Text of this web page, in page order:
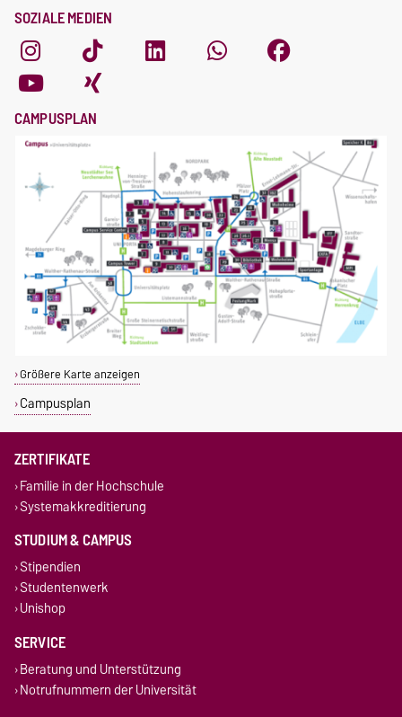
SOZIALE MEDIEN
CAMPUSPLAN
Größere Karte anzeigen
Campusplan
ZERTIFIKATE
Familie in der Hochschule
Systemakkreditierung
STUDIUM & CAMPUS
Stipendien
Studentenwerk
Unishop
SERVICE
Beratung und Unterstützung
Notrufnummern der Universität